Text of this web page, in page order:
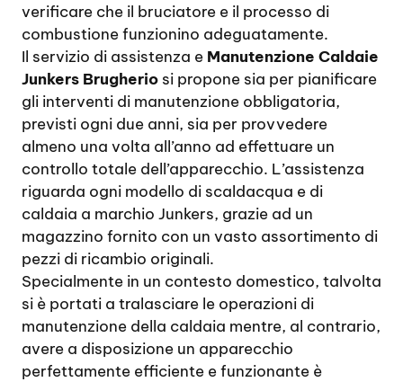
verificare che il bruciatore e il processo di
combustione funzionino adeguatamente.
Il servizio di assistenza e Manutenzione Caldaie
Junkers Brugherio si propone sia per pianificare
gli interventi di manutenzione obbligatoria,
previsti ogni due anni, sia per provvedere
almeno una volta all’anno ad effettuare un
controllo totale dell’apparecchio. L’assistenza
riguarda ogni modello di scaldacqua e di
caldaia a marchio Junkers, grazie ad un
magazzino fornito con un vasto assortimento di
pezzi di ricambio originali.
Specialmente in un contesto domestico, talvolta
si è portati a tralasciare le operazioni di
manutenzione della caldaia mentre, al contrario,
avere a disposizione un apparecchio
perfettamente efficiente e funzionante è